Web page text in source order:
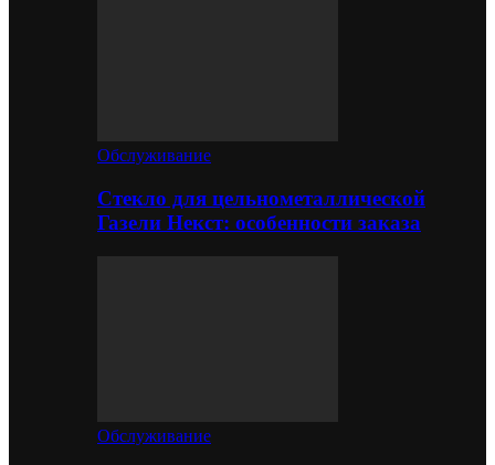
Обслуживание
Стекло для цельнометаллической
Газели Некст: особенности заказа
Обслуживание